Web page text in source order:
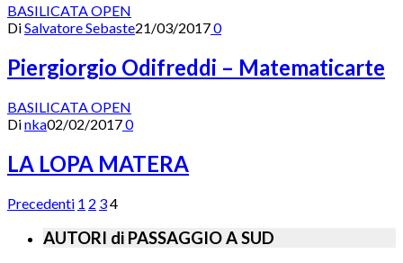
BASILICATA OPEN
DiSalvatore Sebaste21/03/20170
Piergiorgio Odifreddi – Matematicarte
BASILICATA OPEN
Dinka02/02/20170
LA LOPA MATERA
Precedenti 1 2 34
AUTORI di PASSAGGIO A SUD